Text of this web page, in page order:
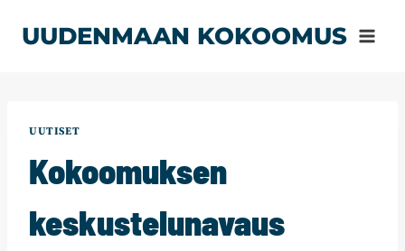
sisältöön
UUDENMAAN KOKOOMUS
UUTISET
Kokoomuksen
keskustelunavaus